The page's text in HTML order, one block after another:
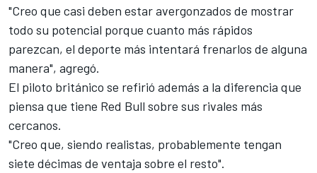
"Creo que casi deben estar avergonzados de mostrar
todo su potencial porque cuanto más rápidos
parezcan, el deporte más intentará frenarlos de alguna
manera", agregó.
El piloto británico se refirió además a la diferencia que
piensa que tiene Red Bull sobre sus rivales más
cercanos.
"Creo que, siendo realistas, probablemente tengan
siete décimas de ventaja sobre el resto".